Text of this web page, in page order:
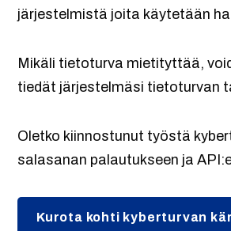
järjestelmistä joita käytetään
Mikäli tietoturva mietityttää,
tiedät järjestelmäsi tietoturvan
Oletko kiinnostunut työstä
salasanan palautukseen ja
Kurota kohti kyberturvan